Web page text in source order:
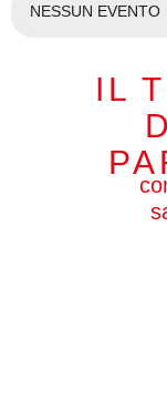
NESSUN EVENTO
IL